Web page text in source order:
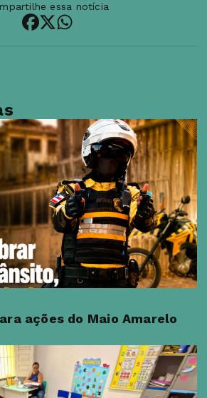
essa notícia
ações do Maio Amarelo